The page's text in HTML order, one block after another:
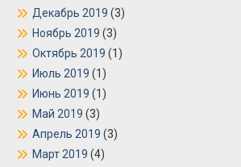
Декабрь 2019 (3)
Ноябрь 2019 (3)
Октябрь 2019 (1)
Июль 2019 (1)
Июнь 2019 (1)
Май 2019 (3)
Апрель 2019 (3)
Март 2019 (4)